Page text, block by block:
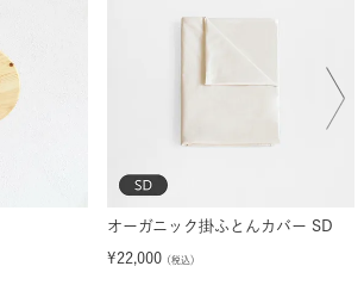
オーガニック掛ふとんカバー SD
¥22,000 （税込）